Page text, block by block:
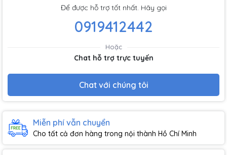
Để được hỗ trợ tốt nhất. Hãy gọi
0919412442
Hoặc
Chat hỗ trợ trực tuyến
Chat với chúng tôi
Miễn phí vẫn chuyển
Cho tất cả đơn hàng trong nội thành Hồ Chí Minh